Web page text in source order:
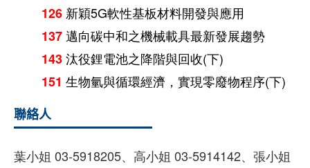
126 新穎5G軟性基板材料開發與應用
137邁向碳中和之機械載具最新發展趨勢
143汰役鋰電池之降階與回收(下)
151 生物氫與循環經濟，實現零廢物程序(下)
聯絡人
葉小姐 03-5918205、高小姐 03-5914142、張小姐